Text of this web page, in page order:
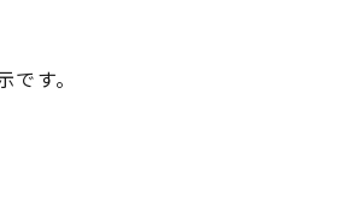
す。